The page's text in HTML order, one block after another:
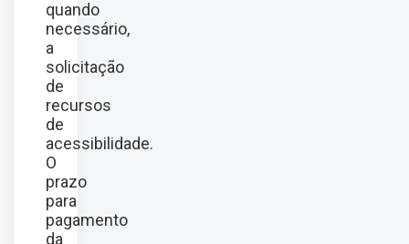
quando
necessário,
a
solicitação
de
recursos
de
acessibilidade.
O
prazo
para
pagamento
da